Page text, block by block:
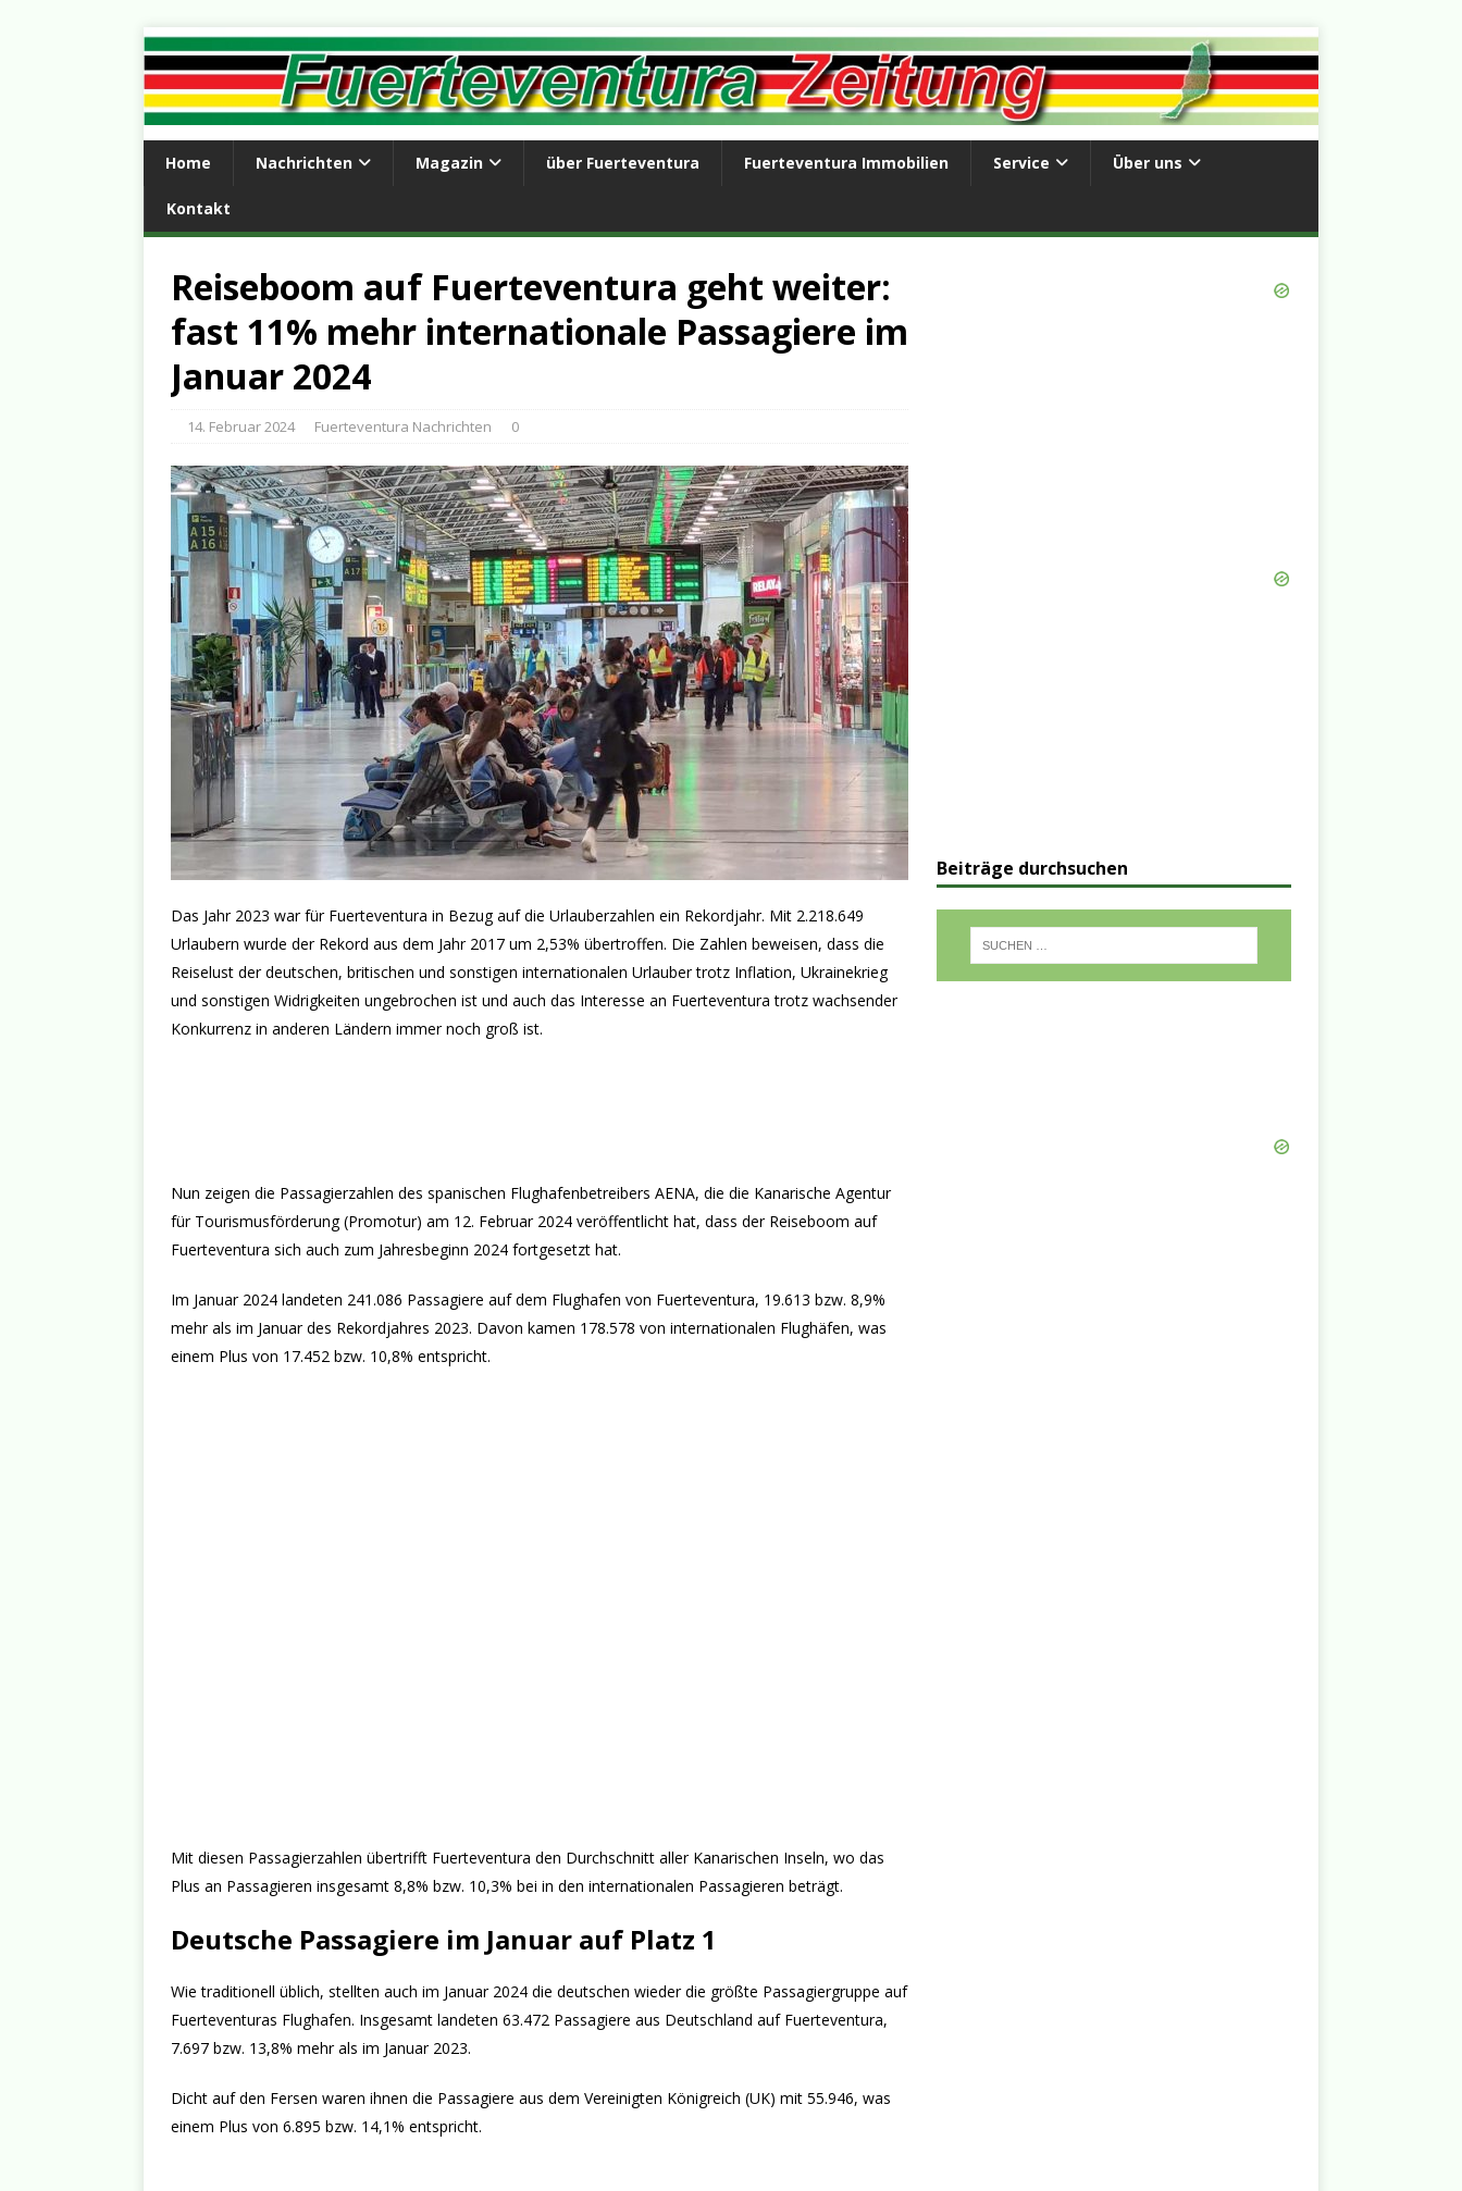
Home Nachrichten Magazin über Fuerteventura Fuerteventura Immobilien Service Über uns
Kontakt
Reiseboom auf Fuerteventura geht weiter:
fast 11% mehr internationale Passagiere im
Januar 2024
14. Februar 2024 Fuerteventura Nachrichten 0
Das Jahr 2023 war für Fuerteventura in Bezug auf die Urlauberzahlen ein Rekordjahr. Mit 2.218.649
Urlaubern wurde der Rekord aus dem Jahr 2017 um 2,53% übertroffen. Die Zahlen beweisen, dass die
Reiselust der deutschen, britischen und sonstigen internationalen Urlauber trotz Inflation, Ukrainekrieg
und sonstigen Widrigkeiten ungebrochen ist und auch das Interesse an Fuerteventura trotz wachsender
Konkurrenz in anderen Ländern immer noch groß ist.
Nun zeigen die Passagierzahlen des spanischen Flughafenbetreibers AENA, die die Kanarische Agentur
für Tourismusförderung (Promotur) am 12. Februar 2024 veröffentlicht hat, dass der Reiseboom auf
Fuerteventura sich auch zum Jahresbeginn 2024 fortgesetzt hat.
Im Januar 2024 landeten 241.086 Passagiere auf dem Flughafen von Fuerteventura, 19.613 bzw. 8,9%
mehr als im Januar des Rekordjahres 2023. Davon kamen 178.578 von internationalen Flughäfen, was
einem Plus von 17.452 bzw. 10,8% entspricht.
Mit diesen Passagierzahlen übertrifft Fuerteventura den Durchschnitt aller Kanarischen Inseln, wo das
Plus an Passagieren insgesamt 8,8% bzw. 10,3% bei in den internationalen Passagieren beträgt.
Deutsche Passagiere im Januar auf Platz 1
Wie traditionell üblich, stellten auch im Januar 2024 die deutschen wieder die größte Passagiergruppe auf
Fuerteventuras Flughafen. Insgesamt landeten 63.472 Passagiere aus Deutschland auf Fuerteventura,
7.697 bzw. 13,8% mehr als im Januar 2023.
Dicht auf den Fersen waren ihnen die Passagiere aus dem Vereinigten Königreich (UK) mit 55.946, was
einem Plus von 6.895 bzw. 14,1% entspricht.
Beiträge durchsuchen